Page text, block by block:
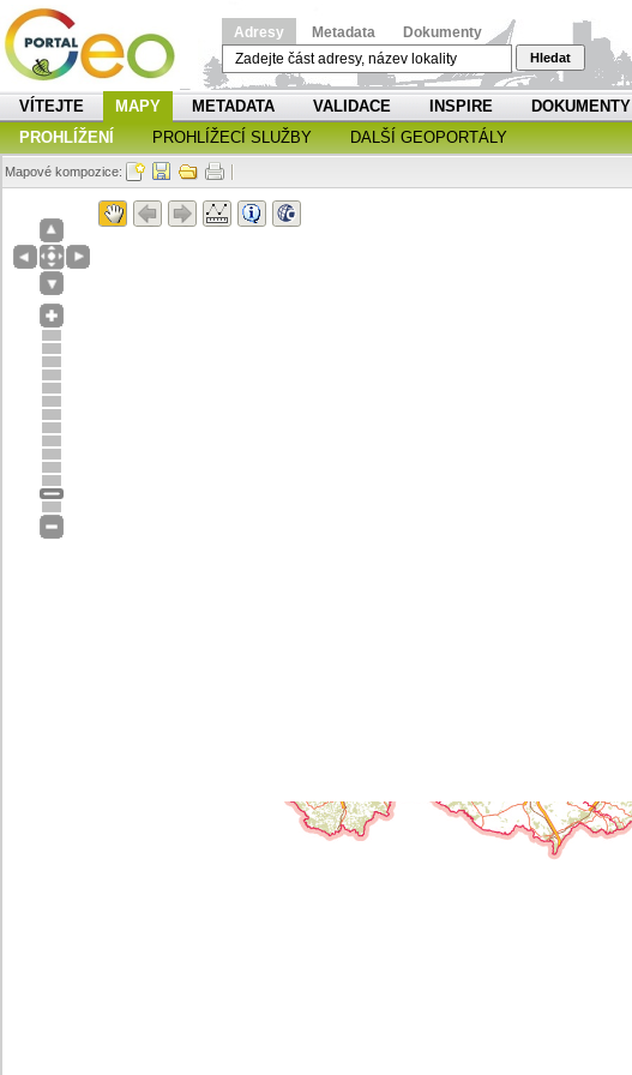
Adresy Metadata Dokumenty
Hledat
VÍTEJTE MAPY METADATA VALIDACE INSPIRE DOKUMENTY
PROHLÍŽENÍ
PROHLÍŽECÍ SLUŽBY DALŠÍ GEOPORTÁLY
Mapové kompozice: